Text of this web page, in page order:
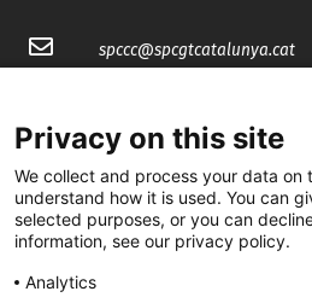
spccc@spcgtcatalunya.cat
@CGTCatalunya
cgtcatalunya
Privacy on this site
We collect and process your data on
understand how it is used. You can
selected purposes, or you can
information, see our privacy policy.
Analytics